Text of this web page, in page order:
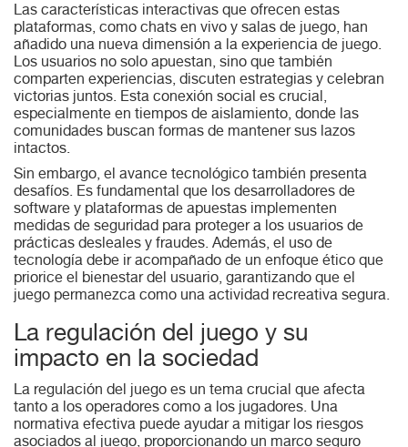
Las características interactivas que ofrecen estas
plataformas, como chats en vivo y salas de juego, han
añadido una nueva dimensión a la experiencia de juego.
Los usuarios no solo apuestan, sino que también
comparten experiencias, discuten estrategias y celebran
victorias juntos. Esta conexión social es crucial,
especialmente en tiempos de aislamiento, donde las
comunidades buscan formas de mantener sus lazos
intactos.
Sin embargo, el avance tecnológico también presenta
desafíos. Es fundamental que los desarrolladores de
software y plataformas de apuestas implementen
medidas de seguridad para proteger a los usuarios de
prácticas desleales y fraudes. Además, el uso de
tecnología debe ir acompañado de un enfoque ético que
priorice el bienestar del usuario, garantizando que el
juego permanezca como una actividad recreativa segura.
La regulación del juego y su
impacto en la sociedad
La regulación del juego es un tema crucial que afecta
tanto a los operadores como a los jugadores. Una
normativa efectiva puede ayudar a mitigar los riesgos
asociados al juego, proporcionando un marco seguro